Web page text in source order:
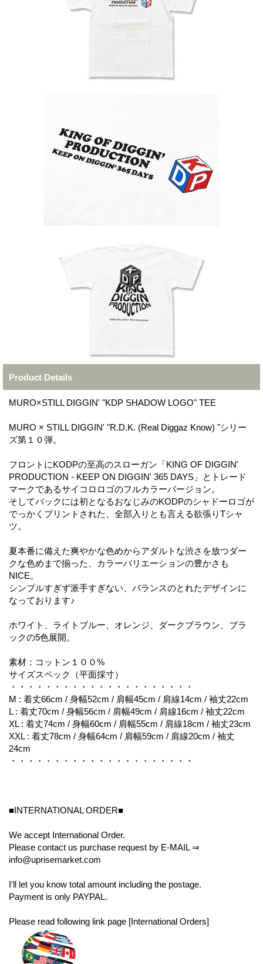
Product Details
MURO×STILL DIGGIN' "KDP SHADOW LOGO" TEE
MURO × STILL DIGGIN' "R.D.K. (Real Diggaz Know) "シリー
ズ第１０弾。
フロントにKODPの至高のスローガン「KING OF DIGGIN'
PRODUCTION - KEEP ON DIGGIN' 365 DAYS」とトレード
マークであるサイコロロゴのフルカラーバージョン。
そしてバックには初となるおなじみのKODPのシャドーロゴが
でっかくプリントされた、全部入りとも言える欲張りTシャ
ツ。
夏本番に備えた爽やかな色めからアダルトな渋さを放つダー
クな色めまで揃った、カラーバリエーションの豊かさも
NICE。
シンプルすぎず派手すぎない、バランスのとれたデザインに
なっております♪
ホワイト、ライトブルー、オレンジ、ダークブラウン、ブラ
ックの5色展開。
素材：コットン１００%
サイズスペック（平面採寸）
・・・・・・・・・・・・・・・・・・・・・
M : 着丈66cm / 身幅52cm / 肩幅45cm / 肩線14cm / 袖丈22cm
L : 着丈70cm / 身幅56cm / 肩幅49cm / 肩線16cm / 袖丈22cm
XL : 着丈74cm / 身幅60cm / 肩幅55cm / 肩線18cm / 袖丈23cm
XXL : 着丈78cm / 身幅64cm / 肩幅59cm / 肩線20cm / 袖丈
24cm
・・・・・・・・・・・・・・・・・・・・・
■INTERNATIONAL ORDER■
We accept International Order.
Please contact us purchase request by E-MAIL ⇒
info@uprisemarket.com
I'll let you know total amount including the postage.
Payment is only PAYPAL.
Please read following link page [International Orders]